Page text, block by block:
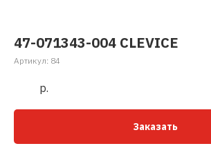
47-071343-004 CLEVICE
Артикул: 84
р.
Заказать